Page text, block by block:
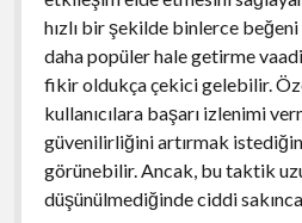
hızlı bir şekilde binlerce
daha popüler hale getirme
fikir oldukça çekici gelebilir.
kullanıcılara başarı izlenimi
güvenilirliğini artırmak
görünebilir. Ancak, bu taktik
düşünülmediğinde ciddi